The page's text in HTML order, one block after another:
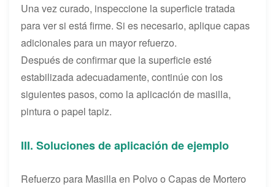
Una vez curado, inspeccione la superficie tratada
para ver si está firme. Si es necesario, aplique capas
adicionales para un mayor refuerzo.
Después de confirmar que la superficie esté
estabilizada adecuadamente, continúe con los
siguientes pasos, como la aplicación de masilla,
pintura o papel tapiz.
III. Soluciones de aplicación de ejemplo
Refuerzo para Masilla en Polvo o Capas de Mortero